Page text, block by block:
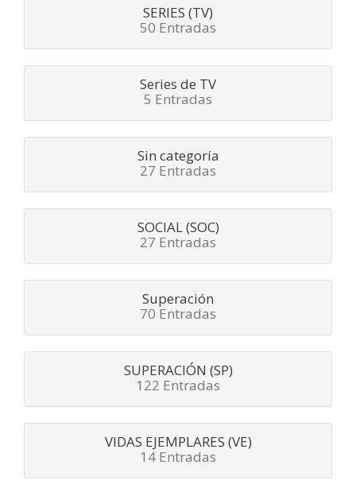
SERIES (TV)
50 Entradas
Series de TV
5 Entradas
Sin categoría
27 Entradas
SOCIAL (SOC)
27 Entradas
Superación
70 Entradas
SUPERACIÓN (SP)
122 Entradas
VIDAS EJEMPLARES (VE)
14 Entradas